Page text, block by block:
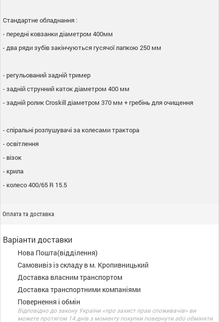
Стандартне обладнання :
- передні ковзанки діаметром 400мм
- два ряди зубів закінчуються гусячої лапкою 250 мм
- регульований задній тример
- задній струнний каток діаметром 400 мм
- задній ролик Croskill діаметром 370 мм + гребінь для очищення
- спіральні розпушувачі за колесами трактора
- освітлення
- візок
- крила
- колесо 400/65 R 15.5
Оплата та доставка
Варіанти доставки
Нова Пошта(відділення)
Самовивіз із складу в м. Кропивницький
Доставка власним транспортом
Доставка транспортними компаніями
Повернення і обмін
Відповідно до закону України «про захист прав споживачів» ви
можете протягом 14 днів з моменту покупки повернути або обміняти